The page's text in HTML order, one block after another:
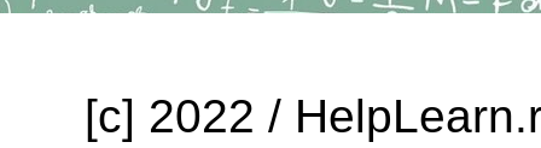
[c] 2022 /